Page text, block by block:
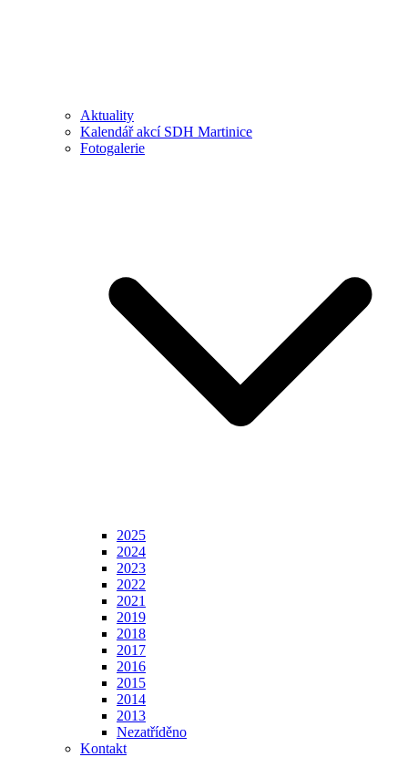
Aktuality
Kalendář akcí SDH Martinice
Fotogalerie
2025
2024
2023
2022
2021
2019
2018
2017
2016
2015
2014
2013
Nezatříděno
Kontakt